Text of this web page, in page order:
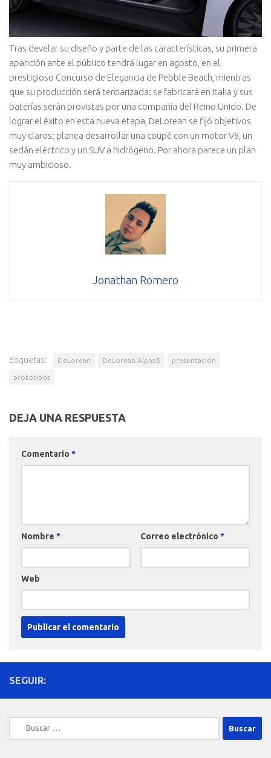
Tras develar su diseño y parte de las características, su primera
aparición ante el público tendrá lugar en agosto, en el
prestigioso Concurso de Elegancia de Pebble Beach, mientras
que su producción será terciarizada: se fabricará en Italia y sus
baterías serán provistas por una compañía del Reino Unido. De
lograr el éxito en esta nueva etapa, DeLorean se fijó objetivos
muy claros: planea desarrollar una coupé con un motor V8, un
sedán eléctrico y un SUV a hidrógeno. Por ahora parece un plan
muy ambicioso.
Jonathan Romero
Etiquetas: DeLorean DeLorean Alpha5 presentación
prototipos
DEJA UNA RESPUESTA
Comentario *
Nombre * Correo electrónico *
Web
SEGUIR:
Buscar: